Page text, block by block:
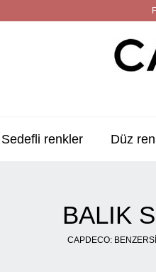
Sedefli renkler Düz
BALIK
CAPDECO: